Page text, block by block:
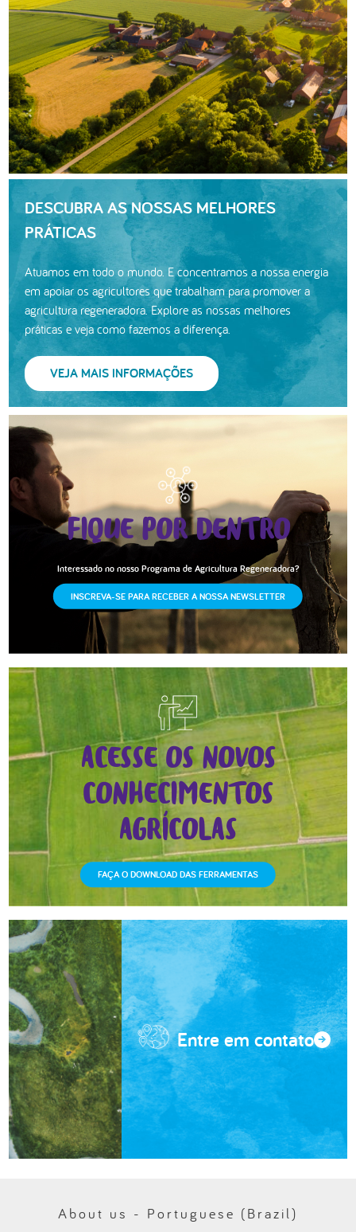
DESCUBRA AS NOSSAS MELHORES
PRÁTICAS
Atuamos em todo o mundo. E concentramos a nossa energia
em apoiar os agricultores que trabalham para promover a
agricultura regeneradora. Explore as nossas melhores
práticas e veja como fazemos a diferença.
VEJA MAIS INFORMAÇÕES
FIQUE POR DENTRO
Interessado no nosso Programa de Agricultura Regeneradora?
INSCREVA-SE PARA RECEBER A NOSSA NEWSLETTER
ACESSE OS NOVOS
CONHECIMENTOS
AGRÍCOLAS
FAÇA O DOWNLOAD DAS FERRAMENTAS
Entre em contato
About us - Portuguese (Brazil)